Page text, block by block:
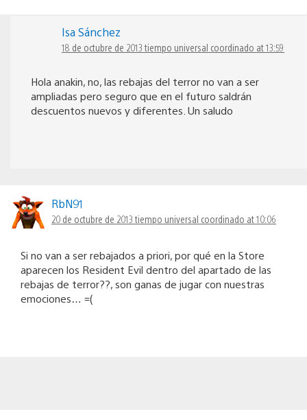
Isa Sánchez
18 de octubre de 2013 tiempo universal coordinado at 13:59
Hola anakin, no, las rebajas del terror no van a ser
ampliadas pero seguro que en el futuro saldrán
descuentos nuevos y diferentes. Un saludo
RbN91
20 de octubre de 2013 tiempo universal coordinado at 10:06
Si no van a ser rebajados a priori, por qué en la Store
aparecen los Resident Evil dentro del apartado de las
rebajas de terror??, son ganas de jugar con nuestras
emociones… =(